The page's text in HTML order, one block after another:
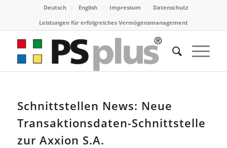
Deutsch English Impressum
Datenschutz
Leistungen für erfolgreiches Vermögensmanagement
Schnittstellen News: Neue
Transaktionsdaten-Schnittstelle
zur Axxion S.A.